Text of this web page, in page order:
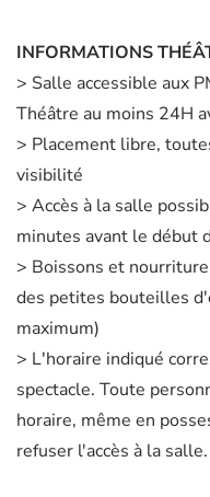
INFORMATIONS
> Salle accessible aux
Théâtre au moins 24H
> Placement libre,
visibilité
> Accès à la salle
minutes avant le début
> Boissons et
des petites bouteilles
maximum)
> L'horaire indiqué
spectacle. Toute
horaire, même en
refuser l'accès à la salle.